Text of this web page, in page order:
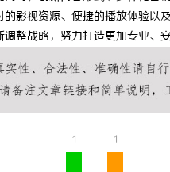
影视资源、便捷的播放体验
调整战略，努力打造更加专业、
1 1
以初心守食安 以匠心筑
（北京）餐饮管理有限